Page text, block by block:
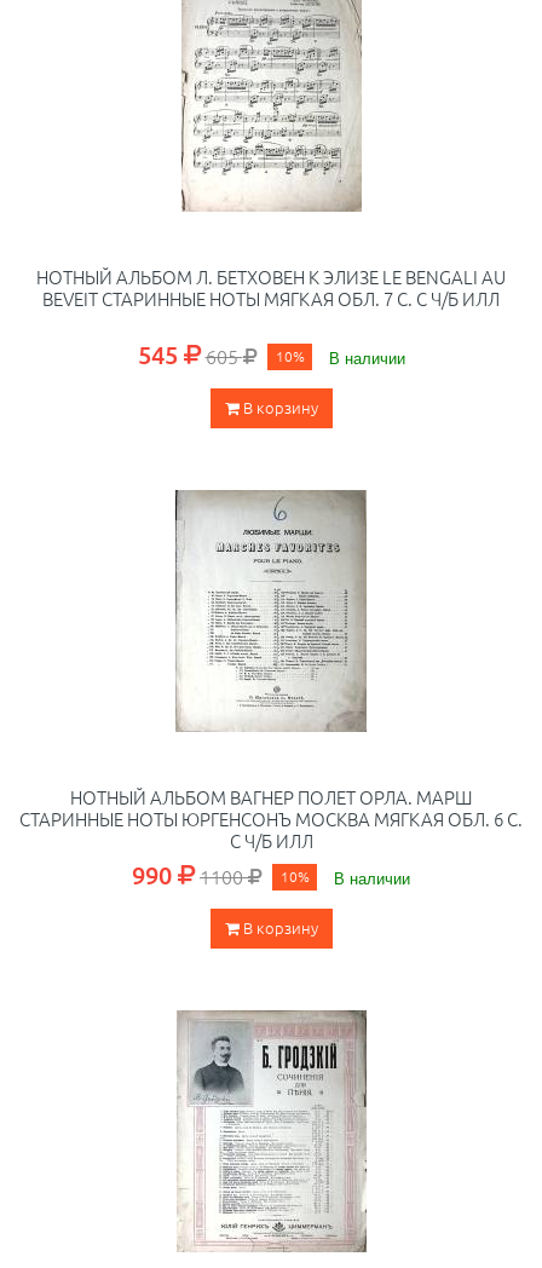
НОТНЫЙ АЛЬБОМ Л. БЕТХОВЕН К ЭЛИЗЕ LE BENGALI AU
BEVEIT СТАРИННЫЕ НОТЫ МЯГКАЯ ОБЛ. 7 С. С Ч/Б ИЛЛ
545 605 10% В наличии
В корзину
НОТНЫЙ АЛЬБОМ ВАГНЕР ПОЛЕТ ОРЛА. МАРШ
СТАРИННЫЕ НОТЫ ЮРГЕНСОНЪ МОСКВА МЯГКАЯ ОБЛ. 6 С.
С Ч/Б ИЛЛ
990 1100 10% В наличии
В корзину